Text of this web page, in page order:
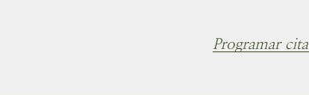
Programar cita